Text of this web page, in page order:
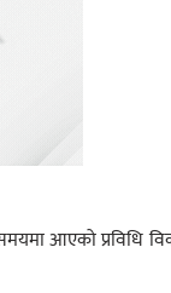
आएको प्रविधि